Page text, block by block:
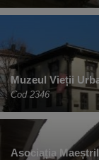
Muzeul Vieții
Cod 2346
Asociația